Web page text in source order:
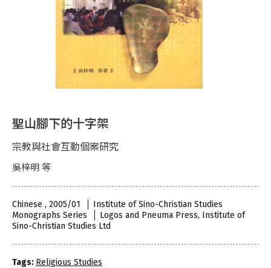
聖山腳下的十字架
宗教與社會互動個案研究
吳梓明 等
Chinese , 2005/01
Institute of Sino-Christian Studies
Monographs Series
Logos and Pneuma Press, Institute of
Sino-Christian Studies Ltd
Tags: Religious Studies